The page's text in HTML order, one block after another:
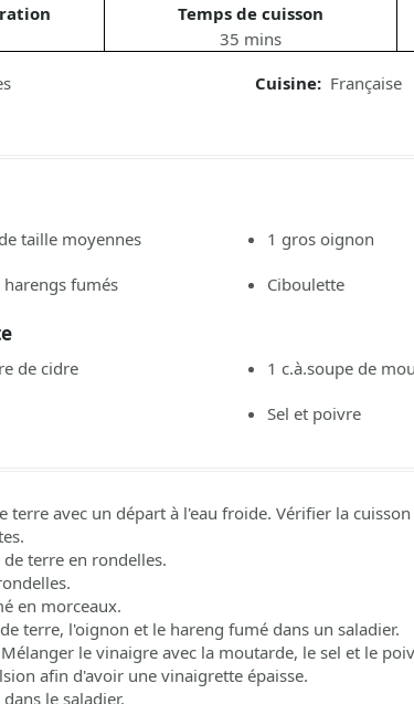
Temps de cuisson
35 mins
Cuisine: Française
taille moyennes 1 gros oignon
fumés Ciboulette
de cidre 1 c.à.soupe de
Sel et poivre
terre avec un départ à l'eau froide. Vérifier la
terre en rondelles.
en morceaux.
terre, l'oignon et le hareng fumé dans un saladier.
le vinaigre avec la moutarde, le sel et le
afin d'avoir une vinaigrette épaisse.
le saladier.